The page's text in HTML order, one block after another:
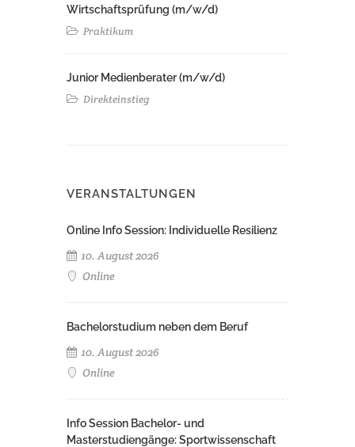
Wirtschaftsprüfung (m/w/d)
Praktikum
Junior Medienberater (m/w/d)
Direkteinstieg
VERANSTALTUNGEN
Online Info Session: Individuelle Resilienz
10. August 2026
Online
Bachelorstudium neben dem Beruf
10. August 2026
Online
Info Session Bachelor- und
Masterstudiengänge: Sportwissenschaft